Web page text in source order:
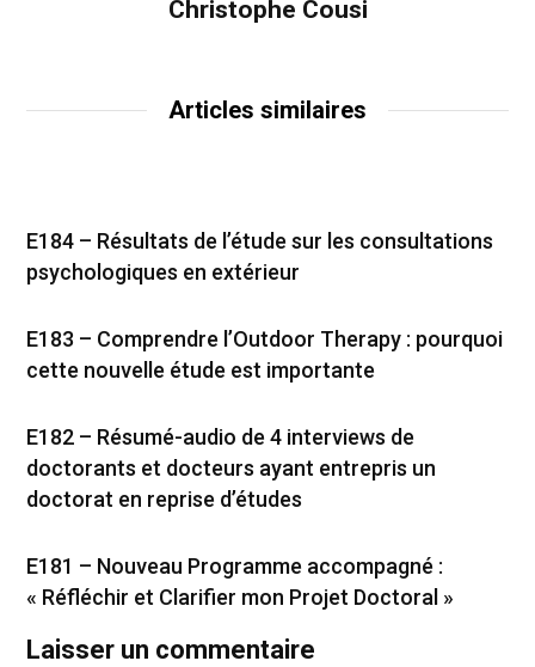
Christophe Cousi
Articles similaires
E184 – Résultats de l’étude sur les consultations
psychologiques en extérieur
E183 – Comprendre l’Outdoor Therapy : pourquoi
cette nouvelle étude est importante
E182 – Résumé-audio de 4 interviews de
doctorants et docteurs ayant entrepris un
doctorat en reprise d’études
E181 – Nouveau Programme accompagné :
« Réfléchir et Clarifier mon Projet Doctoral »
Laisser un commentaire